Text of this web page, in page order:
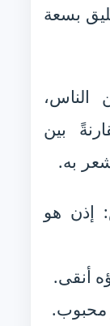
بسعة
الناس،
بين
به.
إذن هو
أنقى.
محبوب.